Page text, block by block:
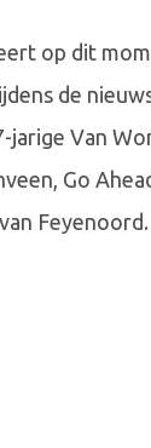
op dit
de
jarige Van
Go